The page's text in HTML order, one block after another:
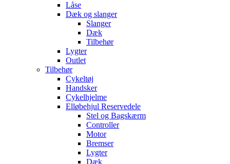
Låse
Dæk og slanger
Slanger
Dæk
Tilbehør
Lygter
Outlet
Tilbehør
Cykeltøj
Handsker
Cykelhjelme
Elløbehjul Reservedele
Stel og Bagskærm
Controller
Motor
Bremser
Lygter
Dæk